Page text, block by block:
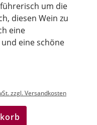
um die
diesen Wein zu
eine
eine schöne
zzgl. Versandkosten